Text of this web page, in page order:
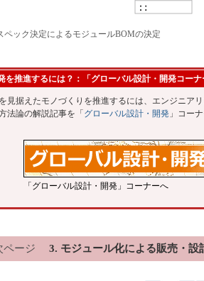
ック決定によるモジュールBOMの決定
を推進するには？：「グローバル設計・開発コーナ
見据えたモノづくりを推進するには、エンジニア
法論の解説記事を「 グローバル設計・開発 」コー
「グローバル設計・開発」コーナーへ
ページ 3. モジュール化による販売・